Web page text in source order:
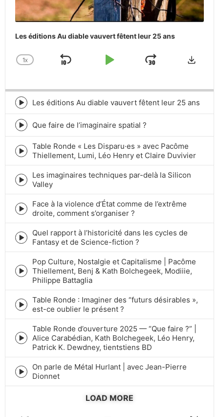
Les éditions Au diable vauvert fêtent leur 25 ans
CHANGE
1X
SKIP
PLAY
JUMP
Episode
play
icon
Les éditions Au diable vauvert fêtent leur 25 ans
Episode
play
icon
Que faire de l’imaginaire spatial ?
Episode
play
icon
Table Ronde « Les Disparu·es » avec Pacôme
Thiellement, Lumi, Léo Henry et Claire Duvivier
Episode
play
icon
Les imaginaires techniques par-delà la Silicon
Valley
Episode
play
icon
Face à la violence d’État comme de l’extrême
droite, comment s’organiser ?
Episode
play
icon
Quel rapport à l’historicité dans les cycles de
Fantasy et de Science-fiction ?
Episode
play
Pop Culture, Nostalgie et Capitalisme | Pacôme
Thiellement, Benj & Kath Bolchegeek, Modiiie,
Philippe Battaglia
Episode
play
icon
Table Ronde : Imaginer des “futurs désirables »,
est-ce oublier le présent ?
Episode
play
Table Ronde d’ouverture 2025 — “Que faire ?” |
Alice Carabédian, Kath Bolchegeek, Léo Henry,
Patrick K. Dewdney, tientstiens BD
Episode
play
On parle de Métal Hurlant | avec Jean-Pierre
Dionnet
LOAD MORE